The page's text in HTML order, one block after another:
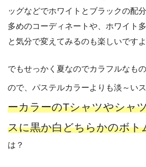
ッグなどでホワイトとブラックの配
多めのコーディネートや、ホワイト
と気分で変えてみるのも楽しいですよ
でもせっかく夏なのでカラフルなも
ので、パステルカラーよりも淡～い
ーカラーのTシャツやシャ
スに黒か白どちらかのボト
は？